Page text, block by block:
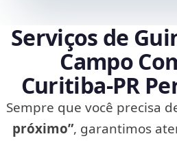
Serviços de
Campo
Curitiba‑PR
Sempre que você precisa
próximo”, garantimos